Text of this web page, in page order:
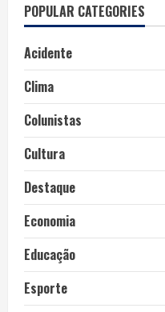
POPULAR CATEGORIES
Acidente
Clima
Colunistas
Cultura
Destaque
Economia
Educação
Esporte